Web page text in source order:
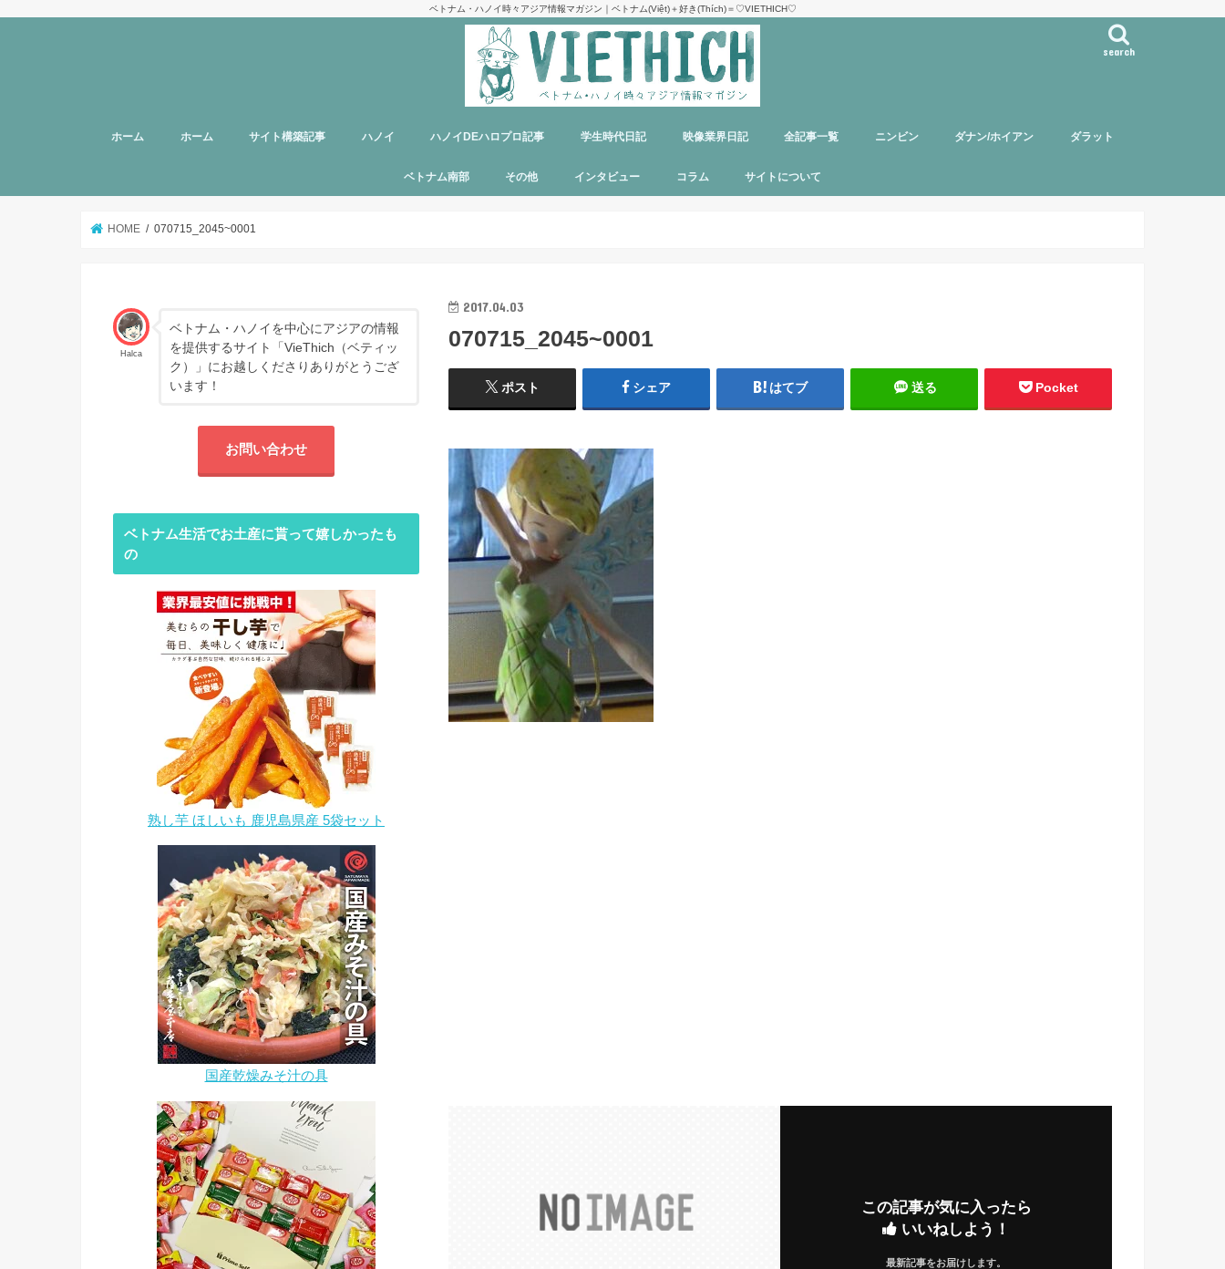
ベトナム・ハノイ時々アジア情報マガジン｜ベトナム(Việt)＋好き(Thích)＝♡VIETHICH♡
search
ホーム ホーム サイト構築記事 ハノイ
旅行者向け ベトナム料理
多国籍料理
ハンバーガー
カフェ
中華料理
日本食
ラーメン
デリバリーサービス
パブ／バー
マッサージ
ヘルスケア
ハノイ近郊観光
アンケート
ハノイDEハロプロ記事 学生時代日記 映像業界日記 全記事一覧 ニンビン ダナン/ホイアン ダラット
ベトナム南部 その他 インタビュー コラム サイトについて
HOME 070715_2045~0001
2017.04.03
070715_2045~0001
ポスト シェア はてブ 送る Pocket
この記事が気に入ったら
いいねしよう！
最新記事をお届けします。
Halca
ベトナム・ハノイを中心にアジアの情報
を提供するサイト「VieThich（ベティッ
ク）」にお越しくださりありがとうござ
います！
お問い合わせ
ベトナム生活でお土産に貰って嬉しかったも
の
熟し芋 ほしいも 鹿児島県産 5袋セット
国産乾燥みそ汁の具